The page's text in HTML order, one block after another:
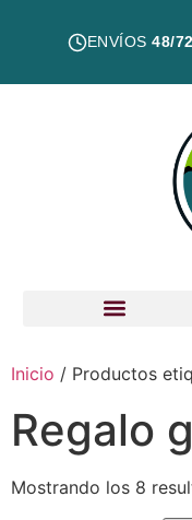
ENVÍOS 48/
Inicio / Productos
Regalo
Mostrando los 8